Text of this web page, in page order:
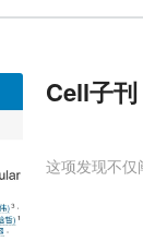
Cell子刊
这项发现不仅